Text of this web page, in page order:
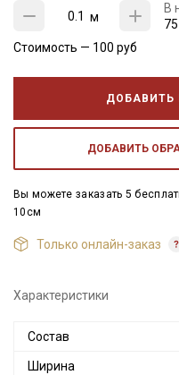
м
В
Стоимость — 100 руб
ДОБАВИТЬ
ДОБАВИТЬ
Вы можете заказать 5
10см
Только онлайн-заказ
Характеристики
Состав
Ширина